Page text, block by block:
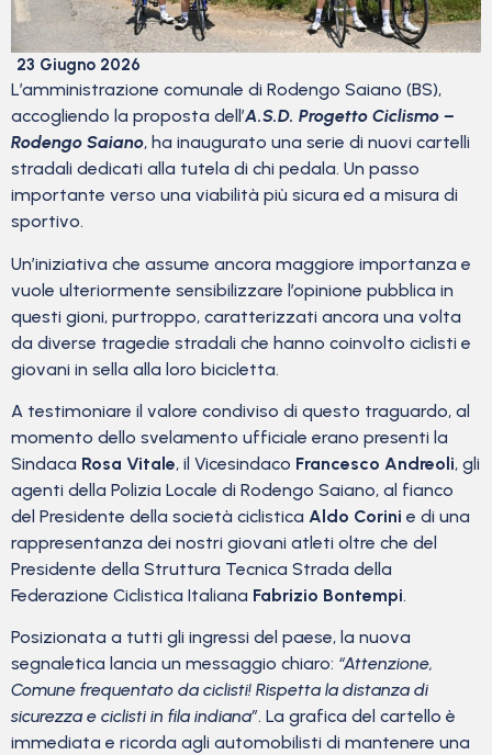
23 Giugno 2026
L’amministrazione comunale di Rodengo Saiano (BS),
accogliendo la proposta dell’A.S.D. Progetto Ciclismo –
Rodengo Saiano, ha inaugurato una serie di nuovi cartelli
stradali dedicati alla tutela di chi pedala. Un passo
importante verso una viabilità più sicura ed a misura di
sportivo.
Un’iniziativa che assume ancora maggiore importanza e
vuole ulteriormente sensibilizzare l’opinione pubblica in
questi gioni, purtroppo, caratterizzati ancora una volta
da diverse tragedie stradali che hanno coinvolto ciclisti e
giovani in sella alla loro bicicletta.
A testimoniare il valore condiviso di questo traguardo, al
momento dello svelamento ufficiale erano presenti la
Sindaca Rosa Vitale, il Vicesindaco Francesco Andreoli, gli
agenti della Polizia Locale di Rodengo Saiano, al fianco
del Presidente della società ciclistica Aldo Corini e di una
rappresentanza dei nostri giovani atleti oltre che del
Presidente della Struttura Tecnica Strada della
Federazione Ciclistica Italiana Fabrizio Bontempi.
Posizionata a tutti gli ingressi del paese, la nuova
segnaletica lancia un messaggio chiaro: “Attenzione,
Comune frequentato da ciclisti! Rispetta la distanza di
sicurezza e ciclisti in fila indiana”. La grafica del cartello è
immediata e ricorda agli automobilisti di mantenere una